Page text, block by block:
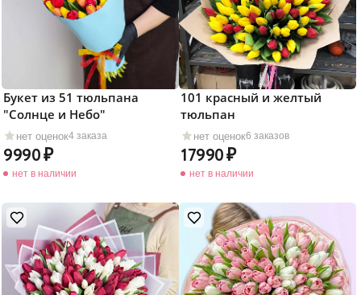
нет оценок4 заказа
Букет из 51 тюльпана
"Солнце и Небо"
9990
нет в наличии
нет оценок6 заказов
101 красный и желтый
тюльпан
17990
нет в наличии